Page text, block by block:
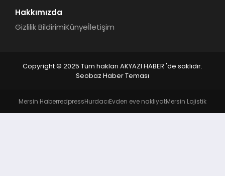
Hakkımızda
Gizlilik BildirimiKünyeİletişim
Copyright © 2025 Tüm hakları AKYAZI HABER 'de saklıdır.
Seobaz Haber Teması
Mersin HaberredpressHurdacıEvden eve nakliyatMersin Lojistik